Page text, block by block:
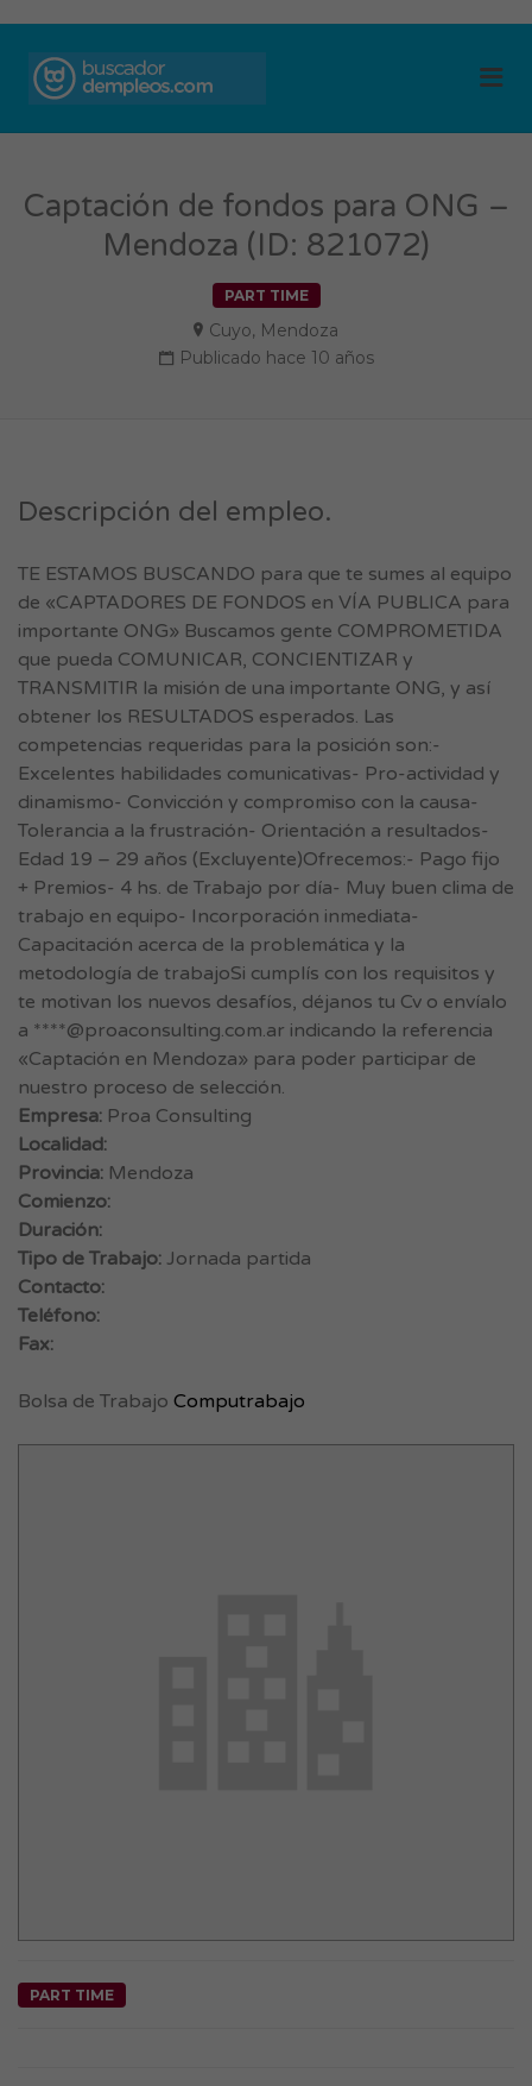
Captación de fondos para ONG –
Mendoza (ID: 821072)
PART TIME
Cuyo, Mendoza
Publicado hace 10 años
Descripción del empleo.
TE ESTAMOS BUSCANDO para que te sumes al equipo
de «CAPTADORES DE FONDOS en VÍA PUBLICA para
importante ONG» Buscamos gente COMPROMETIDA
que pueda COMUNICAR, CONCIENTIZAR y
TRANSMITIR la misión de una importante ONG, y así
obtener los RESULTADOS esperados. Las
competencias requeridas para la posición son:-
Excelentes habilidades comunicativas- Pro-actividad y
dinamismo- Convicción y compromiso con la causa-
Tolerancia a la frustración- Orientación a resultados-
Edad 19 – 29 años (Excluyente)Ofrecemos:- Pago fijo
+ Premios- 4 hs. de Trabajo por día- Muy buen clima de
trabajo en equipo- Incorporación inmediata-
Capacitación acerca de la problemática y la
metodología de trabajoSi cumplís con los requisitos y
te motivan los nuevos desafíos, déjanos tu Cv o envíalo
a ****@proaconsulting.com.ar indicando la referencia
«Captación en Mendoza» para poder participar de
nuestro proceso de selección.
Empresa: Proa Consulting
Localidad:
Provincia: Mendoza
Comienzo:
Duración:
Tipo de Trabajo: Jornada partida
Contacto:
Teléfono:
Fax:
Bolsa de Trabajo Computrabajo
PART TIME